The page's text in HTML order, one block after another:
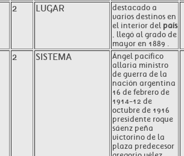
2 LUGAR
destacado a
varios destinos en
el interior del país
, llegó al grado de
mayor en 1889 .
2 SISTEMA
Ángel pacífico
allaria ministro
de guerra de la
nación argentina
16 de febrero de
1914-12 de
octubre de 1916
presidente roque
sáenz peña
victorino de la
plaza predecesor